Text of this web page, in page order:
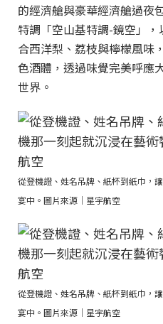
的經濟艙與豪華經濟艙過夜
特調「空山基特調-鏡空」
合西洋梨、荔枝與檸檬風味
色酒體，透過味覺完美呼應
世界。
從登機證、姓名吊牌、紙杯到紙巾，
宴中。圖片來源｜星宇航空
從登機證、姓名吊牌、紙杯到紙巾，
宴中。圖片來源｜星宇航空